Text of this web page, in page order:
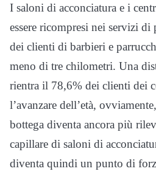
I saloni di acconciatura e i
essere ricompresi nei servizi
dei clienti di barbieri e
meno di tre chilometri. Una
rientra il 78,6% dei clienti dei
l’avanzare dell’età,
bottega diventa ancora più
capillare di saloni di
diventa quindi un punto di